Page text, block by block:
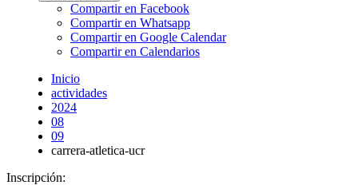
Compartir en Facebook
Compartir en Whatsapp
Compartir en Google Calendar
Compartir en Calendarios
Inicio
actividades
2024
08
09
carrera-atletica-ucr
Inscripción: